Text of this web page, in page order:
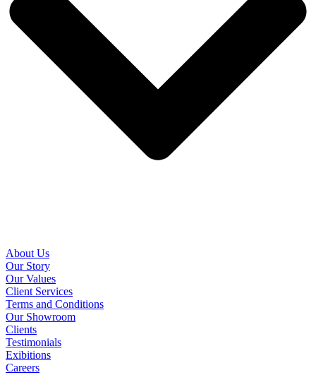
About Us
Our Story
Our Values
Client Services
Terms and Conditions
Our Showroom
Clients
Testimonials
Exibitions
Careers